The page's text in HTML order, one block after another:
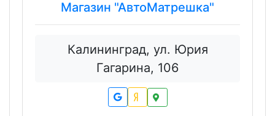
Магазин "АвтоМатрешка"
Калининград, ул. Юрия
Гагарина, 106